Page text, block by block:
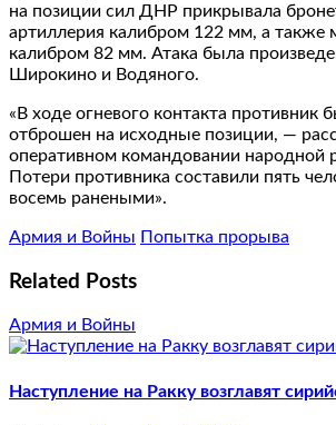
на позиции сил ДНР прикрывала
артиллерия калибром 122 мм, а также
калибром 82 мм. Атака была
Широкино и Водяного.
«В ходе огневого контакта противник
отброшен на исходные позиции, —
оперативном командовании народной
Потери противника составили пять
восемь ранеными».
Армия и Войны Попытка прорыва
Related Posts
Армия и Войны
Наступление на Ракку возглавят